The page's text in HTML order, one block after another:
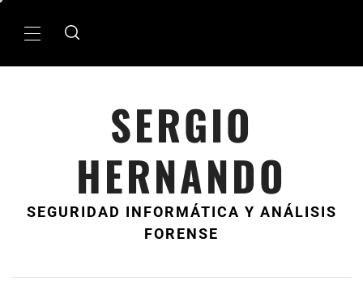
MenÃº
SERGIO
HERNANDO
SEGURIDAD INFORMÁTICA Y ANÁLISIS
FORENSE